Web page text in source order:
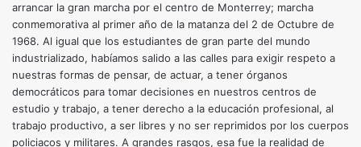
arrancar la gran marcha por el centro de Monterrey; marcha
conmemorativa al primer año de la matanza del 2 de Octubre de
1968. Al igual que los estudiantes de gran parte del mundo
industrializado, habíamos salido a las calles para exigir respeto a
nuestras formas de pensar, de actuar, a tener órganos
democráticos para tomar decisiones en nuestros centros de
estudio y trabajo, a tener derecho a la educación profesional, al
trabajo productivo, a ser libres y no ser reprimidos por los cuerpos
policiacos y militares. A grandes rasgos, esa fue la realidad de